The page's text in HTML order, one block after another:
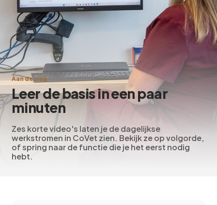
Aan de slag
Leer de basis in een paar
minuten
Zes korte video's laten je de dagelijkse
werkstromen in CoVet zien. Bekijk ze op volgorde,
of spring naar de functie die je het eerst nodig
hebt.